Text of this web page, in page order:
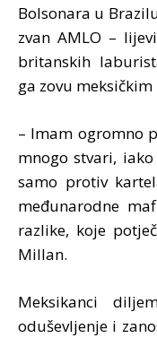
Bolsonara u
zvan AMLO –
britanskih
ga zovu
– Imam ogromno
mnogo stvari,
samo protiv
međunarodne
razlike, koje
Millan.
Meksikanci
oduševljenje i